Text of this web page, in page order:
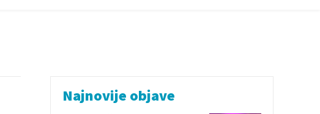
Najnovije objave